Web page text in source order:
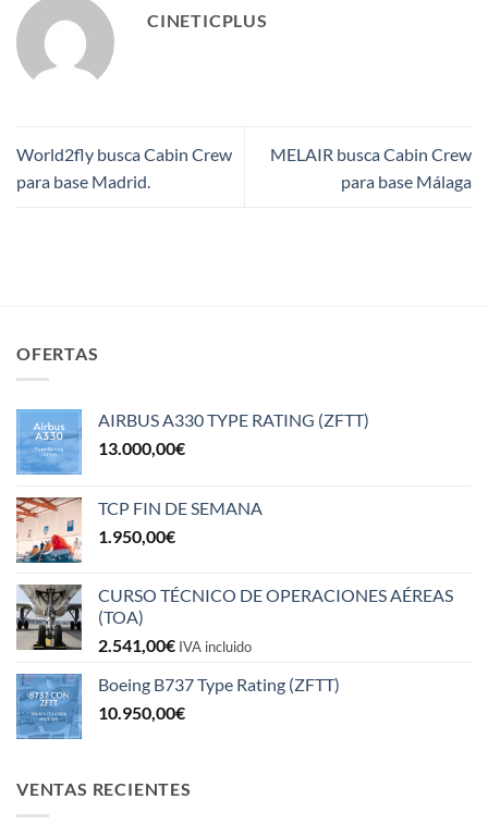
CINETICPLUS
World2fly busca Cabin Crew
para base Madrid.
MELAIR busca Cabin Crew
para base Málaga
OFERTAS
AIRBUS A330 TYPE RATING (ZFTT)
13.000,00€
TCP FIN DE SEMANA
1.950,00€
CURSO TÉCNICO DE OPERACIONES AÉREAS
(TOA)
2.541,00€ IVA incluido
Boeing B737 Type Rating (ZFTT)
10.950,00€
VENTAS RECIENTES